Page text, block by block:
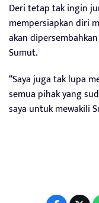
Deri tetap tak ingin
mempersiapkan diri
akan
Sumut.
“Saya juga tak lupa
semua pihak yang
saya untuk mewakili